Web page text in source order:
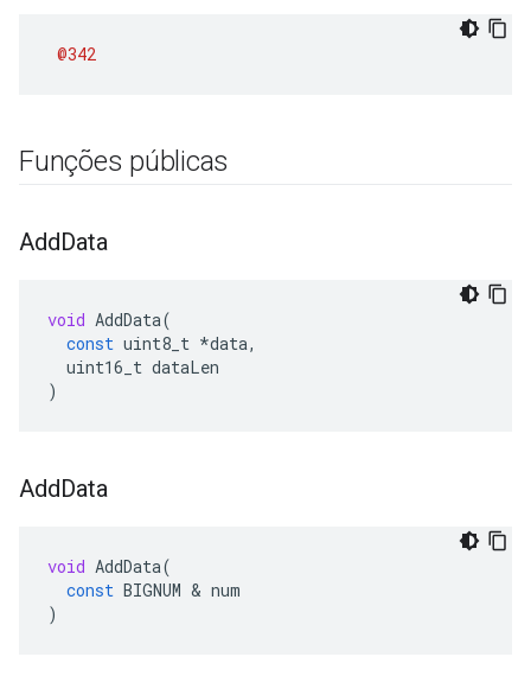
@342
Funções públicas
AddData
void AddData(
const uint8_t *data,
uint16_t dataLen
)
AddData
void AddData(
const BIGNUM & num
)